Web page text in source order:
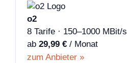
o2
8 Tarife · 150–1000 MBit/s
ab 29,99 € / Monat
zum Anbieter »